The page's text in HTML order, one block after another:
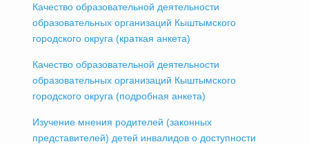
Качество образовательной деятельности
образовательных организаций Кыштымского
городского округа (краткая анкета)
Качество образовательной деятельности
образовательных организаций Кыштымского
городского округа (подробная анкета)
Изучение мнения родителей (законных
представителей) детей инвалидов о доступности